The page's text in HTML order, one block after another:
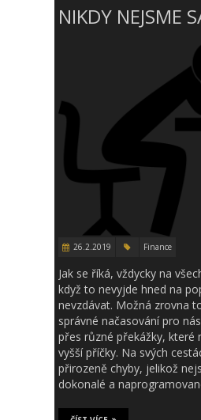
NIKDY NEJSME
26.2.2019 Finance
Jak se říká, vždycky na
když to nevyjde hned na
nevzdávat. Možná zrovna
správné načasování pro
přes různé překážky, které
vyšší příčky. Na svých
přirozeně chyby, jelikož
dokonalé a